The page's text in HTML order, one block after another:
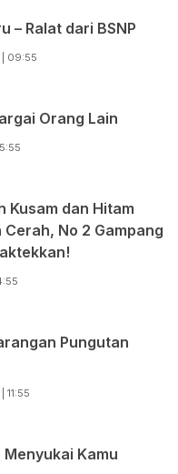
– Ralat dari BSNP
09:55
Orang Lain
Kusam dan Hitam
No 2 Gampang
Pungutan
Kamu